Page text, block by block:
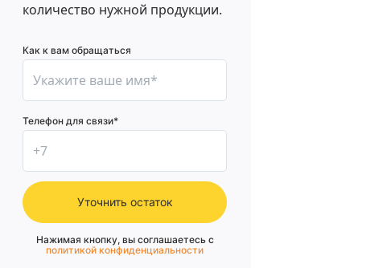
количество нужной продукции.
Как к вам обращаться
Телефон для связи*
Уточнить остаток
Нажимая кнопку, вы соглашаетесь с
политикой конфиденциальности